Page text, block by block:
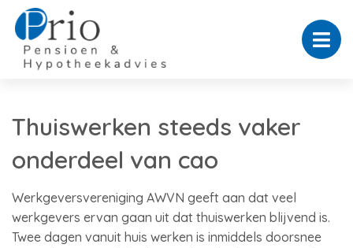
Thuiswerken steeds vaker
onderdeel van cao
Werkgeversvereniging AWVN geeft aan dat veel
werkgevers ervan gaan uit dat thuiswerken blijvend is.
Twee dagen vanuit huis werken is inmiddels doorsnee